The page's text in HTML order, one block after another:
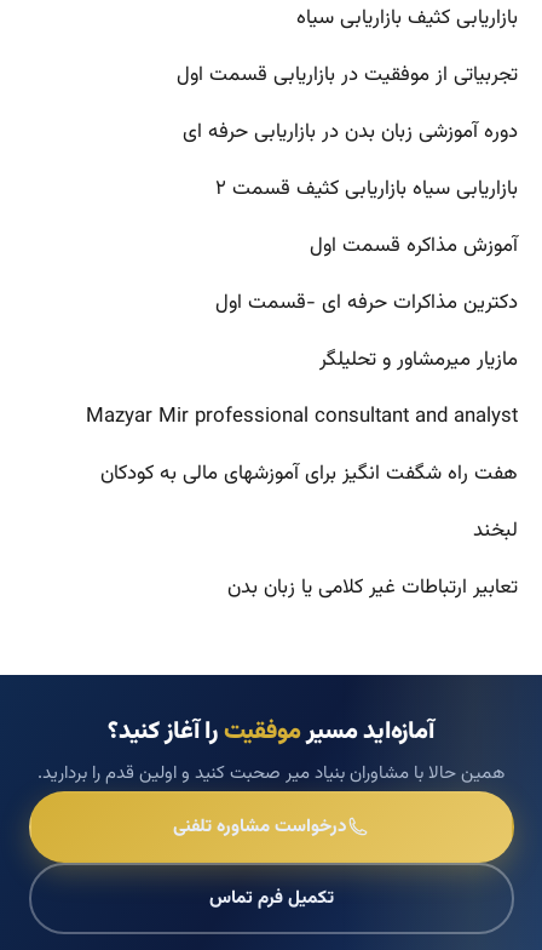
بازاریابی کثیف بازاریابی سیاه
تجربیاتی از موفقیت در بازاریابی قسمت اول
دوره آموزشی زبان بدن در بازاریابی حرفه ای
بازاریابی سیاه بازاریابی کثیف قسمت ۲
آموزش مذاکره قسمت اول
دکترین مذاکرات حرفه ای -قسمت اول
مازیار میرمشاور و تحلیلگر
Mazyar Mir professional consultant and analyst
هفت راه شگفت انگیز برای آموزشهای مالی به کودکان
لبخند
تعابیر ارتباطات غیر کلامی یا زبان بدن
آمازه‌اید مسیرموفقیترا آغاز کنید؟
همین حالا با مشاوران بنیاد میر صحبت کنید و اولین قدم را بردارید.
درخواست مشاوره تلفنی
تکمیل فرم تماس